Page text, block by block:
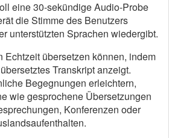
eine 30-sekündige Audio-Probe
die Stimme des Benutzers
unterstützten Sprachen wiedergibt.
Echtzeit übersetzen können, indem
Transkript anzeigt.
Begegnungen erleichtern,
wie gesprochene Übersetzungen
Konferenzen oder